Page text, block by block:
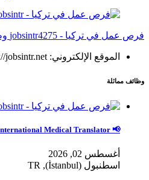
فرص عمل في تركيا - jobsintr 4275 وظائف متاحة
الموقع الإلكتروني: https://jobsintr.net
وظائف مماثلة
📢 Hiring – International Medical Translator
أغسطس 02, 2026
اسطنبول (İstanbul), TR